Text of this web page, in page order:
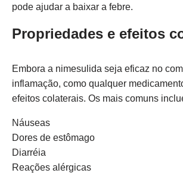
pode ajudar a baixar a febre.
Propriedades e efeitos
Embora a nimesulida seja eficaz no
inflamação, como qualquer
efeitos colaterais. Os mais comuns
Náuseas
Dores de estômago
Diarréia
Reações alérgicas